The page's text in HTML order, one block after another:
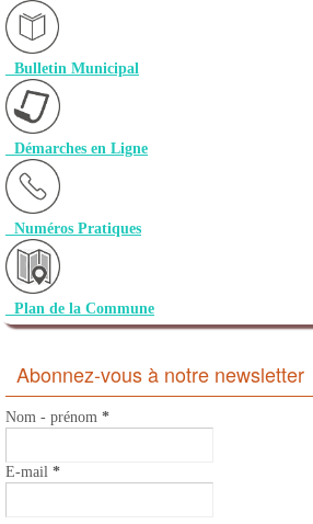
Bulletin Municipal
Démarches en Ligne
Numéros Pratiques
Plan de la Commune
Abonnez-vous à notre newsletter
Nom - prénom *
E-mail *